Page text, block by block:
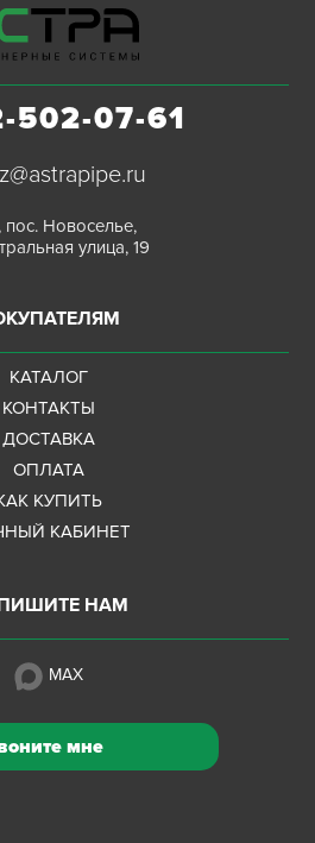
502-07-61
Новоселье,
улица, 19
КАТАЛОГ
КОНТАКТЫ
ДОСТАВКА
ОПЛАТА
КУПИТЬ
КАБИНЕТ
НАМ
MAX
мне